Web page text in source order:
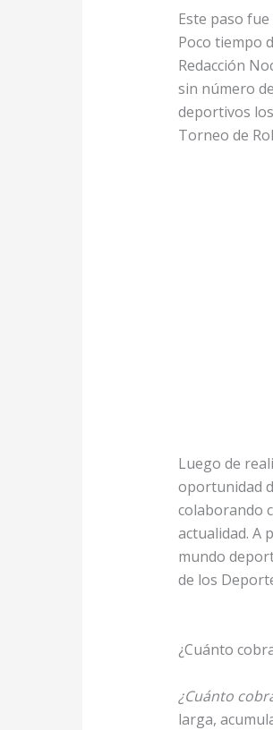
Este paso
Poco tiempo
Redacción
sin número
deportivos
Torneo de
Luego de
oportunidad
colaborando
actualidad. A
mundo
de los
¿Cuánto
¿Cuánto
larga,